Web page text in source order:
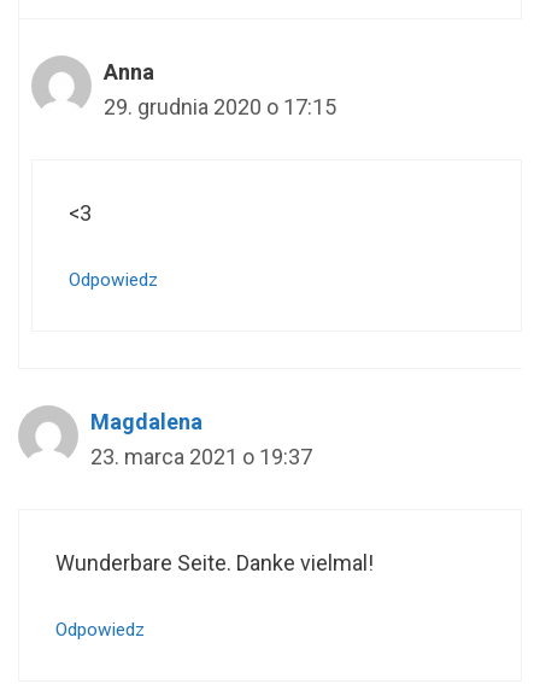
Anna
29. grudnia 2020 o 17:15
<3
Odpowiedz
Magdalena
23. marca 2021 o 19:37
Wunderbare Seite. Danke vielmal!
Odpowiedz